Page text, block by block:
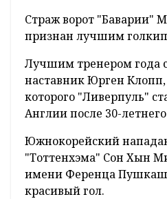
Страж ворот "Баварии"
признан лучшим
Лучшим тренером года
наставник Юрген
которого "Ливерпуль"
Англии после 30-
Южнокорейский
"Тоттенхэма" Сон Хын
имени Ференца
красивый гол.